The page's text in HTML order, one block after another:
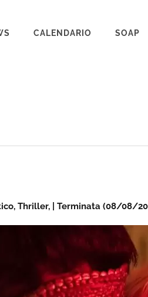
CALENDARIO SOAP
Thriller, | Terminata (08/08/